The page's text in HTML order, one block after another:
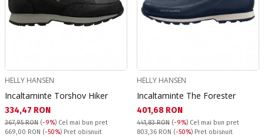
HELLY HANSEN
Incaltaminte Torshov Hiker
Текуща цена:
334,47 RON
367,95 RON (-9%) Cel mai bun pret
Pret obisnuit:
669,00 RON (-50%) Pret obisnuit
HELLY HANSEN
Incaltaminte The Forester
Текуща цена:
401,68 RON
441,83 RON (-9%) Cel mai bun pret
Pret obisnuit:
803,36 RON (-50%) Pret obisnuit